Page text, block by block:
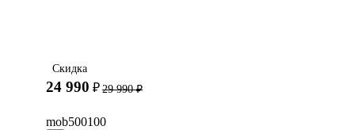
Скидка
24 990 ₽ 29 990 ₽
mob500100